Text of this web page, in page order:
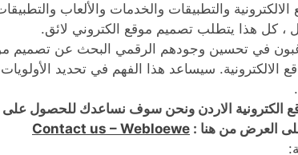
والتطبيقات والخدمات والألعاب
، كل هذا يتطلب تصميم موقع الكتروني لائق.
في تحسين وجودهم الرقمي البحث عن تصميم
الالكترونية. سيساعد هذا الفهم في تحديد
الكترونية الاردن ونحن سوف نساعدك للحصول على
العرض من هنا : Contact us – Webloewe